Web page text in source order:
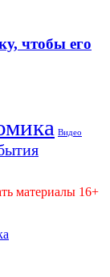
чтобы его
Видео
материалы 16+